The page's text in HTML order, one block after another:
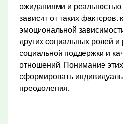
ожиданиями и
зависит от таких факторов,
эмоциональной
других социальных ролей и
социальной поддержки и
отношений. Понимание
сформировать
преодоления.